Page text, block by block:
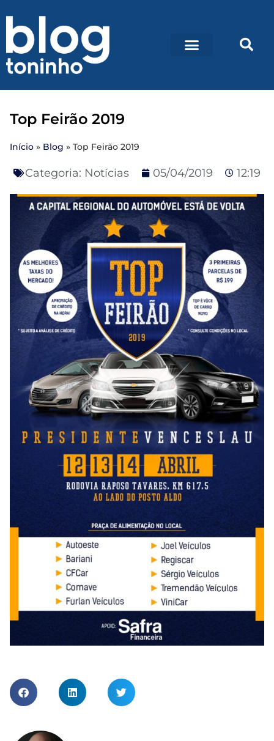
Top Feirão 2019
Início » Blog » Top Feirão 2019
Categoria: Notícias 05/04/2019 12:19